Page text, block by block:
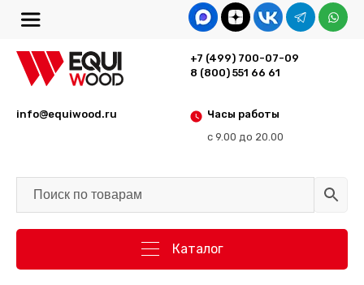
+7 (499) 700-07-09
8 (800) 551 66 61
Часы работы
с 9.00 до 20.00
info@equiwood.ru
Каталог